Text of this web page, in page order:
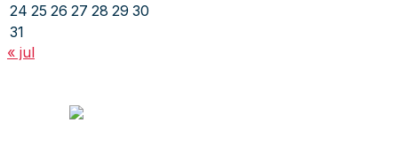
24 25 26 27 28 29 30
31
« jul